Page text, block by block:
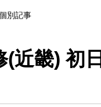
別記事
近畿) 初日